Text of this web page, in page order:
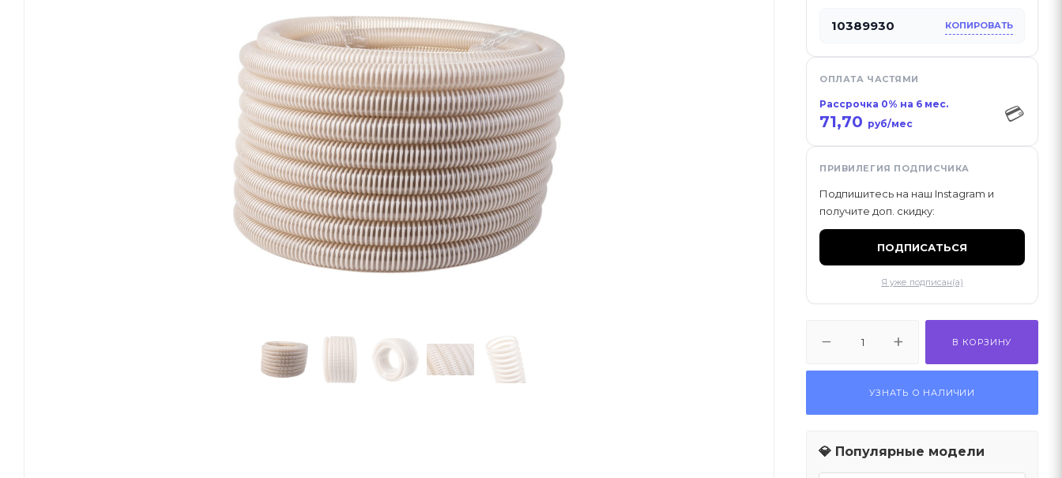
10389930 КОПИРОВАТЬ
ОПЛАТА ЧАСТЯМИ
Рассрочка 0% на 6 мес.
71,70 руб/мес 💳
ПРИВИЛЕГИЯ ПОДПИСЧИКА
Подпишитесь на наш Instagram и
получите доп. скидку:
ПОДПИСАТЬСЯ
Я уже подписан(а)
В КОРЗИНУ
УЗНАТЬ О НАЛИЧИИ
💎 Популярные модели